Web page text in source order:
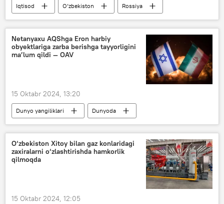
Iqtisod O‘zbekiston
Rossiya
Navoiy viloyati
zavod
O‘zbekiston va YeOII
YeOII
Netanyaxu AQShga Eron harbiy
obyektlariga zarba berishga tayyorligini
ma’lum qildi — OAV
15 Oktabr 2024, 13:20
Dunyo yangiliklari
Dunyoda
Isroil
Eron
O‘zbekiston Xitoy bilan gaz konlaridagi
zaxiralarni o‘zlashtirishda hamkorlik
qilmoqda
15 Oktabr 2024, 12:05